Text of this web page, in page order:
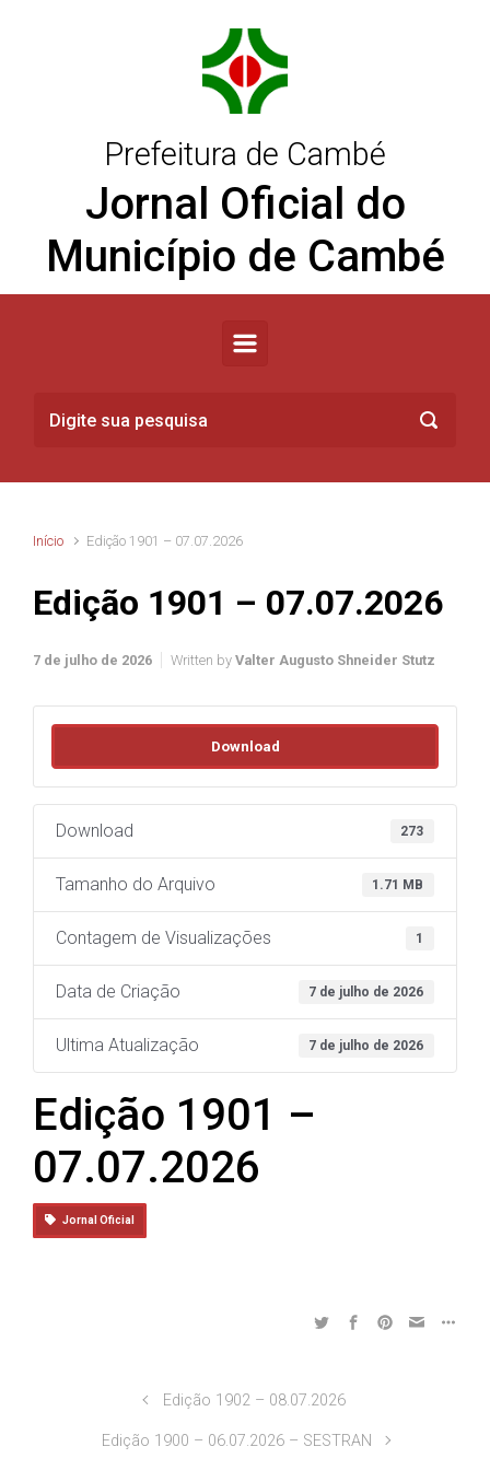
Prefeitura de Cambé
Jornal Oficial do
Município de Cambé
Início Edição 1901 – 07.07.2026
Edição 1901 – 07.07.2026
7 de julho de 2026 Written by Valter Augusto Shneider Stutz
Download
Download 273
Tamanho do Arquivo 1.71 MB
Contagem de Visualizações 1
Data de Criação 7 de julho de 2026
Ultima Atualização 7 de julho de 2026
Edição 1901 –
07.07.2026
Jornal Oficial
Edição 1902 – 08.07.2026
Edição 1900 – 06.07.2026 – SESTRAN